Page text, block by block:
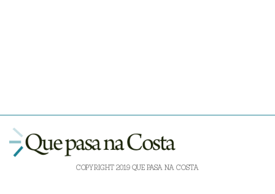
COPYRIGHT 2019 QUE PASA NA COSTA